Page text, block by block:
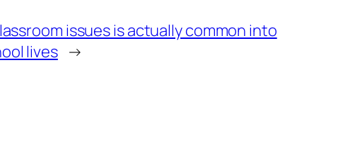
issues is actually common into
lives →